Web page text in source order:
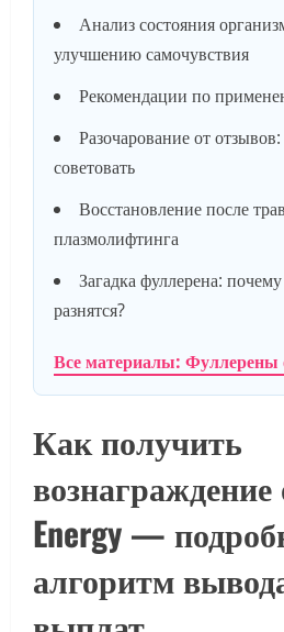
Анализ состояния
улучшению самочувствия
Рекомендации по
Разочарование от
советовать
Восстановление после
плазмолифтинга
Загадка фуллерена:
разнятся?
Все материалы:
Как получить
вознаграждение
Energy —
алгоритм